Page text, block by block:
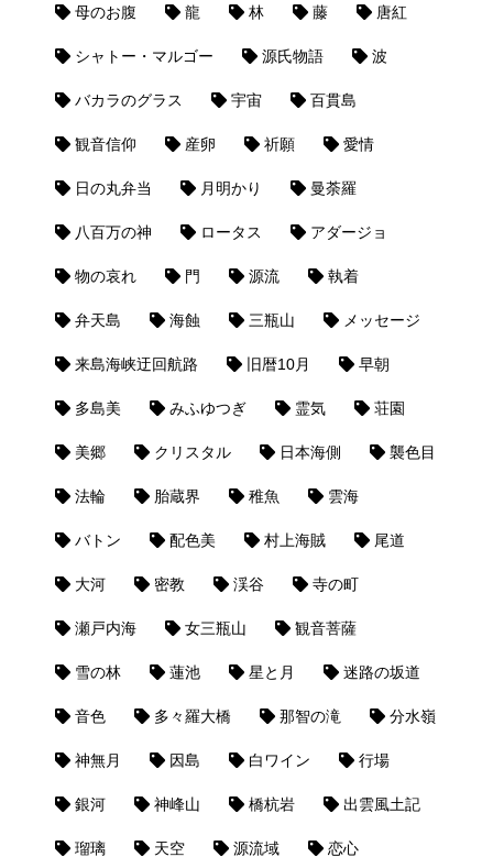
母のお腹 龍 林 藤 唐紅
シャトー・マルゴー 源氏物語 波
バカラのグラス 宇宙 百貫島
観音信仰 産卵 祈願 愛情
日の丸弁当 月明かり 曼荼羅
八百万の神 ロータス アダージョ
物の哀れ 門 源流 執着
弁天島 海蝕 三瓶山 メッセージ
来島海峡迂回航路 旧暦10月 早朝
多島美 みふゆつぎ 霊気 荘園
美郷 クリスタル 日本海側 襲色目
法輪 胎蔵界 稚魚 雲海
バトン 配色美 村上海賊 尾道
大河 密教 渓谷 寺の町
瀬戸内海 女三瓶山 観音菩薩
雪の林 蓮池 星と月 迷路の坂道
音色 多々羅大橋 那智の滝 分水嶺
神無月 因島 白ワイン 行場
銀河 神峰山 橋杭岩 出雲風土記
瑠璃 天空 源流域 恋心